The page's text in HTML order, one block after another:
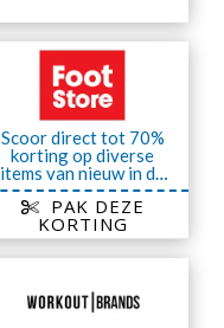
Scoor direct tot 70%
korting op diverse
items van nieuw in de
uitverkoop
PAK DEZE
KORTING